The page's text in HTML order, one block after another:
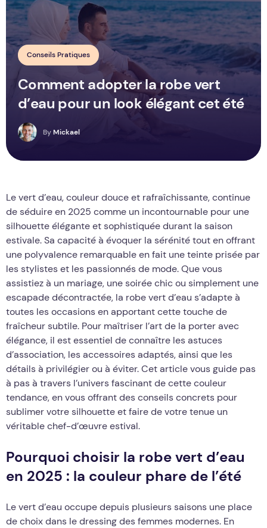
Conseils Pratiques
Comment adopter la robe vert
d’eau pour un look élégant cet été
M ByMickael
Le vert d’eau, couleur douce et rafraîchissante, continue
de séduire en 2025 comme un incontournable pour une
silhouette élégante et sophistiquée durant la saison
estivale. Sa capacité à évoquer la sérénité tout en offrant
une polyvalence remarquable en fait une teinte prisée par
les stylistes et les passionnés de mode. Que vous
assistiez à un mariage, une soirée chic ou simplement une
escapade décontractée, la robe vert d’eau s’adapte à
toutes les occasions en apportant cette touche de
fraîcheur subtile. Pour maîtriser l’art de la porter avec
élégance, il est essentiel de connaître les astuces
d’association, les accessoires adaptés, ainsi que les
détails à privilégier ou à éviter. Cet article vous guide pas
à pas à travers l’univers fascinant de cette couleur
tendance, en vous offrant des conseils concrets pour
sublimer votre silhouette et faire de votre tenue un
véritable chef-d’œuvre estival.
Pourquoi choisir la robe vert d’eau
en 2025 : la couleur phare de l’été
Le vert d’eau occupe depuis plusieurs saisons une place
de choix dans le dressing des femmes modernes. En